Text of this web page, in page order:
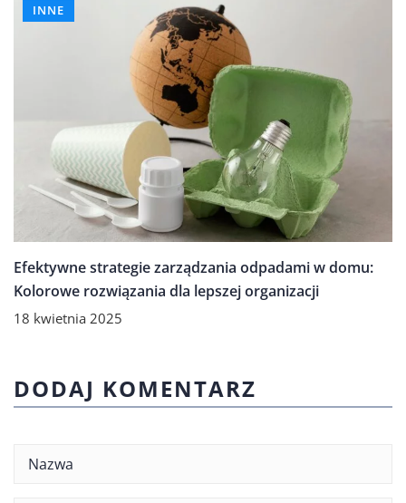
INNE
Efektywne strategie zarządzania odpadami w domu:
Kolorowe rozwiązania dla lepszej organizacji
18 kwietnia 2025
DODAJ KOMENTARZ